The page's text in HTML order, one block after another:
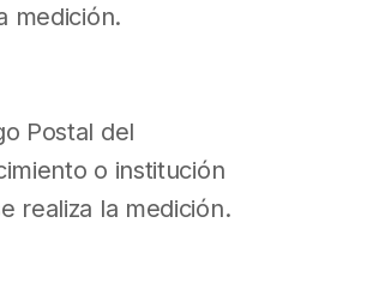
medición.
Postal del
o institución
realiza la medición.